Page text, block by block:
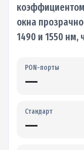
окна
1490 и 1550 нм,
PON-порты
—
Стандарт
—